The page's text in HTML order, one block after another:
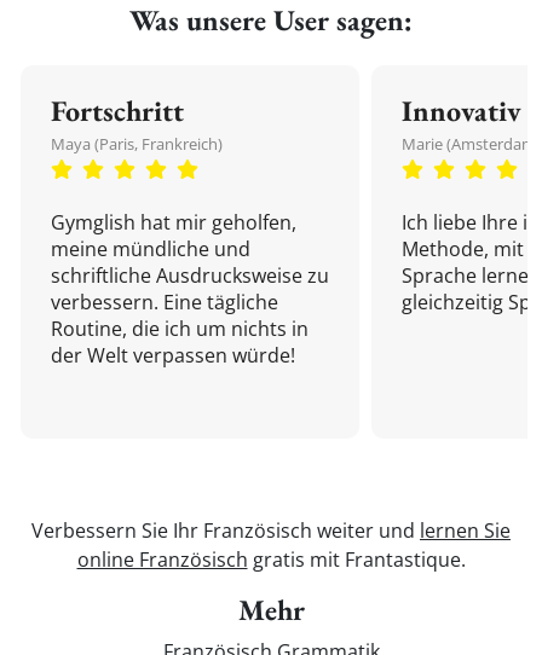
Was unsere User sagen:
Fortschritt
Maya (Paris, Frankreich)
Gymglish hat mir geholfen,
meine mündliche und
schriftliche Ausdrucksweise zu
verbessern. Eine tägliche
Routine, die ich um nichts in
der Welt verpassen würde!
Innovativ
Marie
Ich liebe Ihre
Methode, mit
Sprache
gleichzeitig
Verbessern Sie Ihr Französisch weiter und lernen Sie
online Französisch gratis mit Frantastique.
Mehr